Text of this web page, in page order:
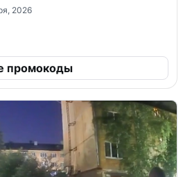
2026
промокоды